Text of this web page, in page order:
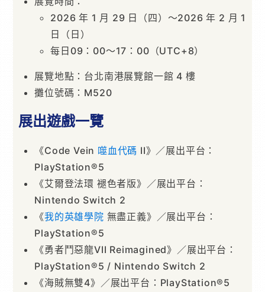
2026 年 1 月 29 日（四）～2026 年 2 月 1
日（日）
每日09：00～17：00（UTC+8）
展覽地點：台北南港展覽館一館 4 樓
攤位號碼：M520
展出遊戲一覽
《Code Vein 噬血代碼 II》／展出平台：
PlayStation®5
《艾爾登法環 褪色者版》／展出平台：
Nintendo Switch 2
《我的英雄學院 無盡正義》／展出平台：
PlayStation®5
《勇者鬥惡龍VII Reimagined》／展出平台：
PlayStation®5 / Nintendo Switch 2
《海賊無雙4》／展出平台：PlayStation®5